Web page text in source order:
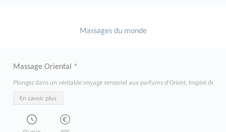
Massages du monde
Massage Oriental *
Plongez dans un véritable voyage sensoriel aux parfums d’Orient. Inspiré des
En savoir plus